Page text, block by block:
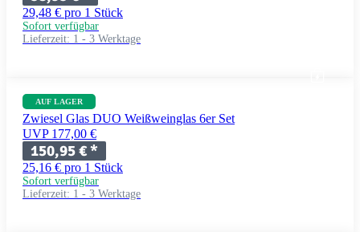
29,48 € pro 1 Stück
Sofort verfügbar
Lieferzeit: 1 - 3 Werktage
AUF LAGER
Zwiesel Glas DUO Weißweinglas 6er Set
UVP 177,00 €
150,95 €*
25,16 € pro 1 Stück
Sofort verfügbar
Lieferzeit: 1 - 3 Werktage